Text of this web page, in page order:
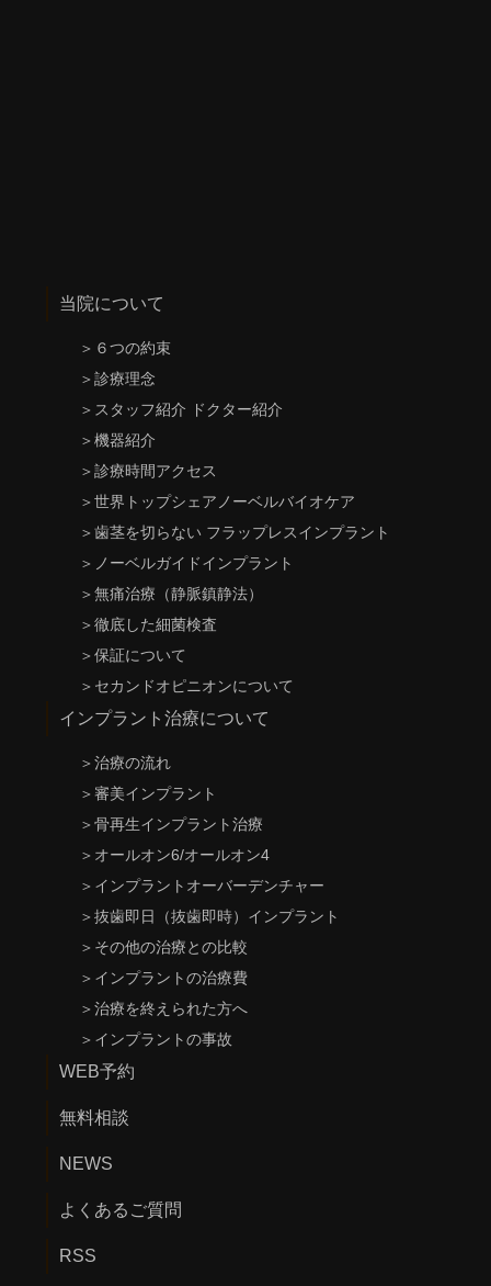
当院について
＞ ６つの約束
＞診療理念
＞ スタッフ紹介 ドクター紹介
＞機器紹介
＞診療時間アクセス
＞世界トップシェアノーベルバイオケア
＞歯茎を切らない フラップレスインプラント
＞ ノーベルガイドインプラント
＞無痛治療（静脈鎮静法）
＞徹底した細菌検査
＞保証について
＞ セカンドオピニオンについて
インプラント治療について
＞治療の流れ
＞審美インプラント
＞骨再生インプラント治療
＞ オールオン6/オールオン4
＞ インプラントオーバーデンチャー
＞抜歯即日（抜歯即時）インプラント
＞ その他の治療との比較
＞ インプラントの治療費
＞治療を終えられた方へ
＞ インプラントの事故
WEB予約
無料相談
NEWS
よくあるご質問
RSS